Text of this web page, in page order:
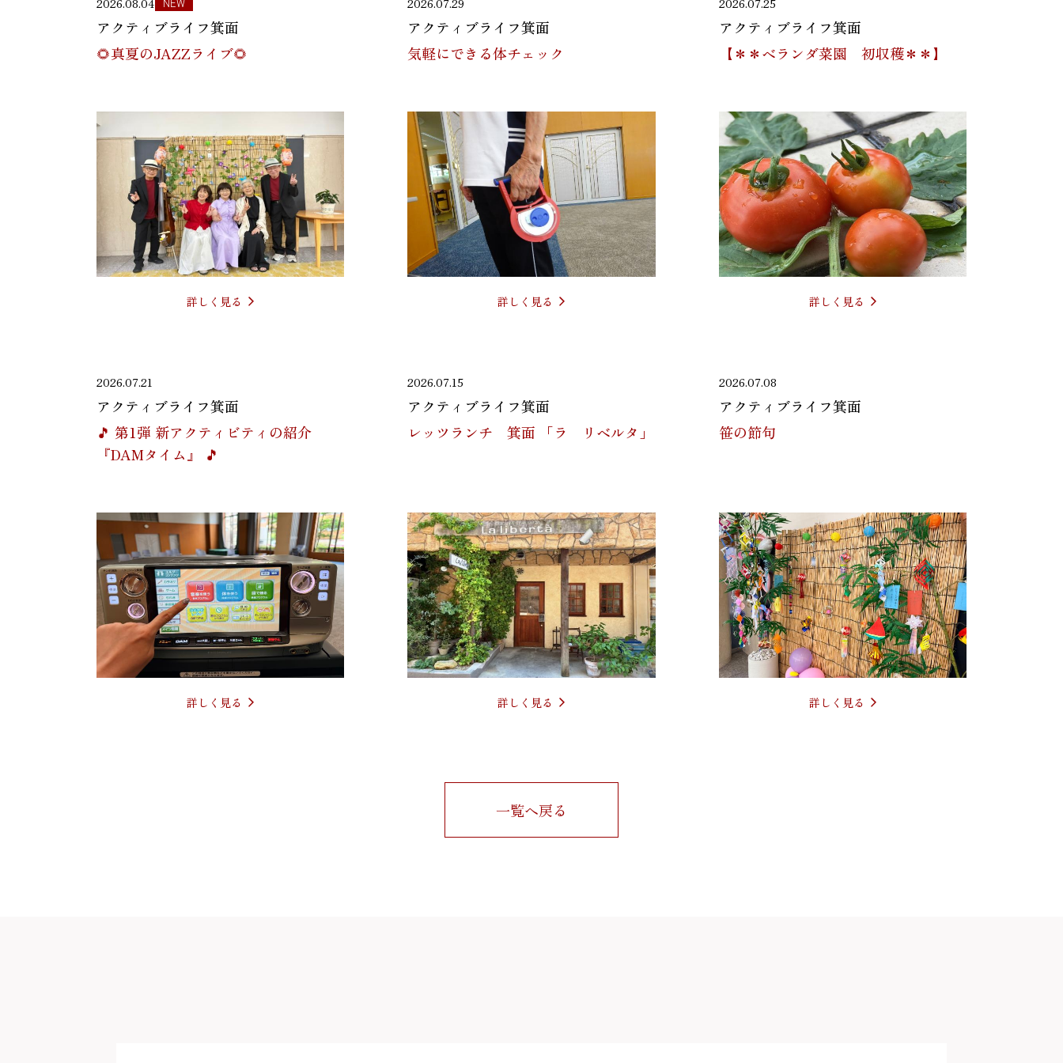
2026.08.04 NEW
アクティブライフ箕面
🌻真夏のJAZZライブ🌻
詳しく見る
2026.07.29
アクティブライフ箕面
気軽にできる体チェック
詳しく見る
2026.07.25
アクティブライフ箕面
【＊＊ベランダ菜園 初収穫＊＊】
詳しく見る
2026.07.21
アクティブライフ箕面
🎵 第1弾 新アクティビティの紹介
『DAMタイム』 🎵
詳しく見る
2026.07.15
アクティブライフ箕面
レッツランチ 箕面 「ラ リベルタ」
詳しく見る
2026.07.08
アクティブライフ箕面
笹の節句
詳しく見る
一覧へ戻る